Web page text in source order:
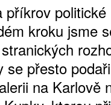
politické
kroku jsme
přesto
na Karlově